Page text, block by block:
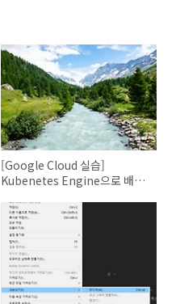
[Google Cloud 실습]
Kubenetes Engine으로 배포